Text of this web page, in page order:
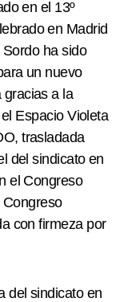
en Madrid
ha sido
un nuevo
gracias a la
Espacio Violeta
trasladada
del sindicato en
el Congreso
Congreso
con firmeza por
del sindicato en